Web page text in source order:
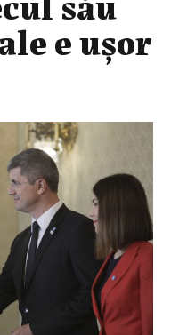
e ușor